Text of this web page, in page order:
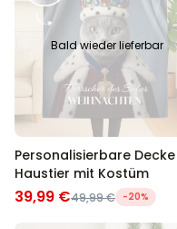
Bald wieder lieferbar
Personalisierbare Decke
Haustier mit Kostüm
39,99 €49,99 € -20%